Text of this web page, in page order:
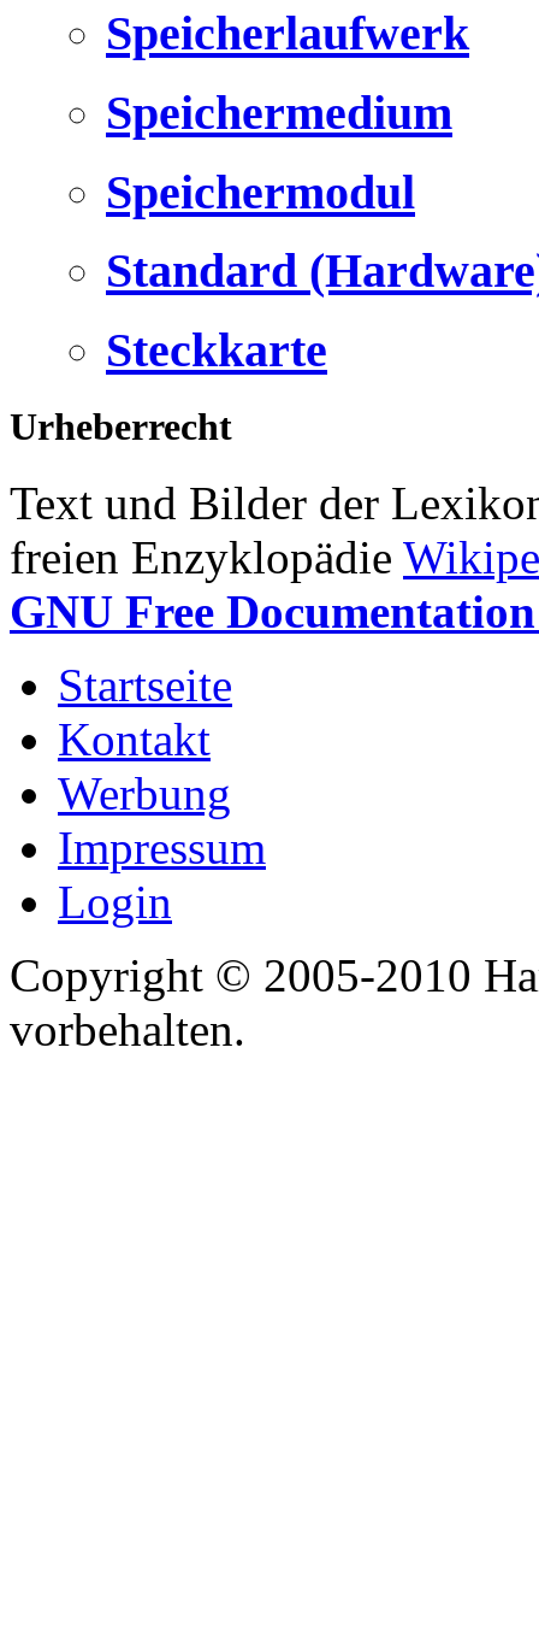
Speicherlaufwerk
Speichermedium
Speichermodul
Standard
Steckkarte
Urheberrecht
Text und Bilder der
freien Enzyklopädie
GNU Free
Startseite
Kontakt
Werbung
Impressum
Login
Copyright © 2005-2010
vorbehalten.